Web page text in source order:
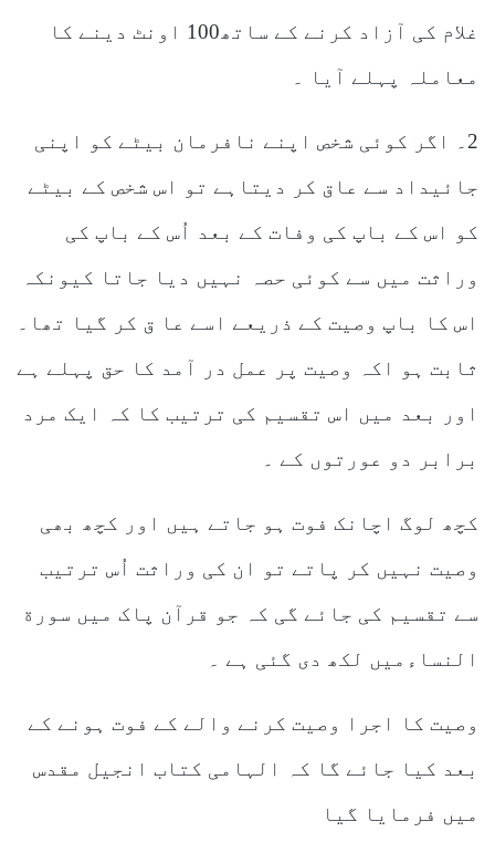
غلام کی آزاد کرنے کے ساتھ100 اونٹ دینے کا
معاملہ پہلے آیا ۔
2۔ اگر کوئی شخص اپنے نافرمان بیٹے کو اپنی
جائیداد سے عاق کر دیتاہے تو اس شخص کے بیٹے
کو اس کے باپ کی وفات کے بعد اُس کے باپ کی
وراثت میں سے کوئی حصہ نہیں دیا جاتا کیونکہ
اس کا باپ وصیت کے ذریعے اسے عا ق کر گیا تھا۔
ثابت ہو اکہ وصیت پر عمل در آمد کا حق پہلے ہے
اور بعد میں اس تقسیم کی ترتیب کا کہ ایک مرد
برابر دو عورتوں کے ۔
کچھ لوگ اچانک فوت ہو جاتے ہیں اور کچھ بھی
وصیت نہیں کر پاتے تو ان کی وراثت اُس ترتیب
سے تقسیم کی جائے گی کہ جو قرآن پاک میں سورة
النساءمیں لکھ دی گئی ہے ۔
وصیت کا اجرا وصیت کرنے والے کے فوت ہونے کے
بعد کیا جائے گا کہ الہامی کتاب انجیل مقدس
میں فرمایا گیا